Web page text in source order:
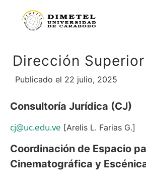
Dirección Superior
Publicado el 22 julio, 2025
Consultoría Jurídica (CJ)
cj@uc.edu.ve [Arelis L. Farias G.]
Coordinación de Espacio
Cinematográfica y